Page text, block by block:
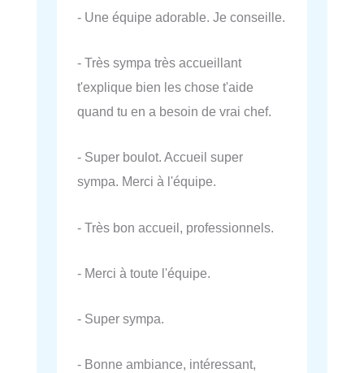
- Une équipe adorable. Je conseille.
- Très sympa très accueillant
t'explique bien les chose t'aide
quand tu en a besoin de vrai chef.
- Super boulot. Accueil super
sympa. Merci à l'équipe.
- Très bon accueil, professionnels.
- Merci à toute l'équipe.
- Super sympa.
- Bonne ambiance, intéressant,